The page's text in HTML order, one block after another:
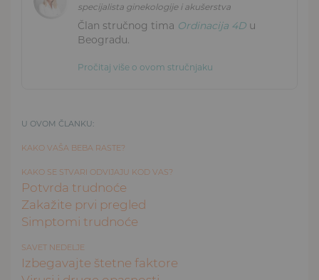
specijalista ginekologije i akušerstva
Član stručnog tima Ordinacija 4D u
Beogradu.
Pročitaj više o ovom stručnjaku
U OVOM ČLANKU:
KAKO VAŠA BEBA RASTE?
KAKO SE STVARI ODVIJAJU KOD VAS?
Potvrda trudnoće
Zakažite prvi pregled
Simptomi trudnoće
SAVET NEDELJE
Izbegavajte štetne faktore